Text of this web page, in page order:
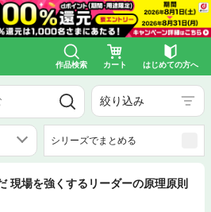
作品検索 カート はじめての方へ
絞り込み
シリーズでまとめる
現場を強くするリーダーの原理原則